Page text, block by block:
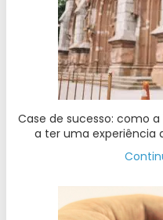
Case de sucesso: como a
a ter uma experiência